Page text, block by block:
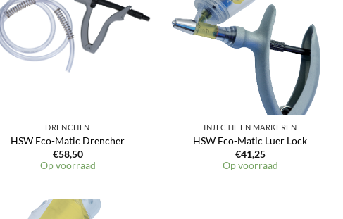
verlanglijst
DRENCHEN
HSW Eco-Matic Drencher
€58,50
Op voorraad
INJECTIE EN MARKEREN
HSW Eco-Matic Luer Lock
€41,25
Op voorraad